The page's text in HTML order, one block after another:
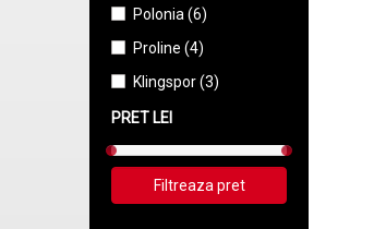
Polonia (6)
Proline (4)
Klingspor (3)
PRET LEI